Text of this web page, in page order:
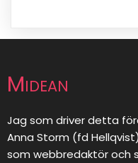
Midean
Jag som driver detta
Anna Storm (fd
som webbredaktör och